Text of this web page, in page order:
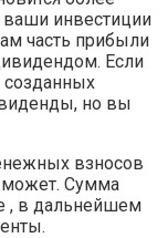
ваши инвестиции
часть прибыли
Если
созданных
но вы
взносов
может. Сумма
, в дальнейшем